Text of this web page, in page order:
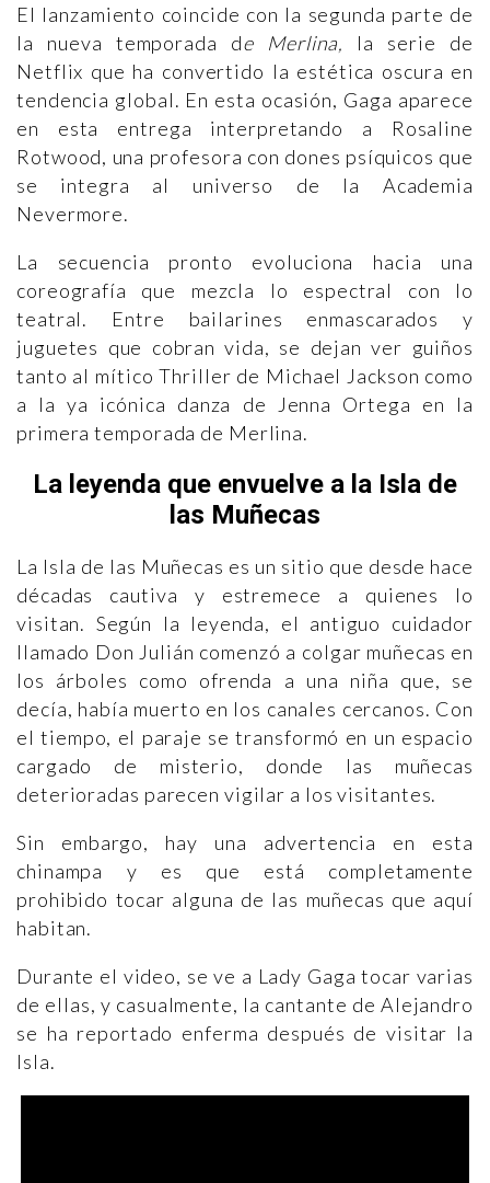
El lanzamiento coincide con la segunda parte de
la nueva temporada de Merlina,
la serie de
Netflix que ha convertido la estética oscura en
tendencia global. En esta ocasión, Gaga aparece
en esta entrega interpretando a Rosaline
Rotwood, una profesora con dones psíquicos que
se integra al universo de la Academia
Nevermore.
La secuencia pronto evoluciona hacia una
coreografía que mezcla lo espectral con lo
teatral. Entre bailarines enmascarados y
juguetes que cobran vida, se dejan ver guiños
tanto al mítico Thriller de Michael Jackson como
a la ya icónica danza de Jenna Ortega en la
primera temporada de Merlina.
La leyenda que envuelve a la Isla de
las Muñecas
La Isla de las Muñecas es un sitio que desde hace
décadas cautiva y estremece a quienes lo
visitan. Según la leyenda, el antiguo cuidador
llamado Don Julián comenzó a colgar muñecas en
los árboles como ofrenda a una niña que, se
decía, había muerto en los canales cercanos. Con
el tiempo, el paraje se transformó en un espacio
cargado de misterio, donde las muñecas
deterioradas parecen vigilar a los visitantes.
Sin embargo, hay una advertencia en esta
chinampa y es que está completamente
prohibido tocar alguna de las muñecas que aquí
habitan.
Durante el video, se ve a Lady Gaga tocar varias
de ellas, y casualmente, la cantante de Alejandro
se ha reportado enferma después de visitar la
Isla.